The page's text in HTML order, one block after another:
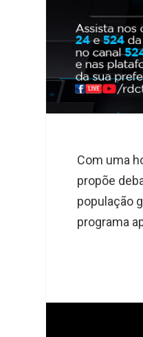
Com uma
propõe
população
programa